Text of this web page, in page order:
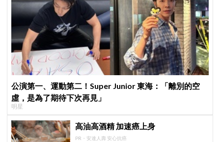
公演第一、運動第二！Super Junior 東海：「離別的空
虛，是為了期待下次再見」
明星
高油高酒精 加速癌上身
PR・安達人壽 安心抗癌